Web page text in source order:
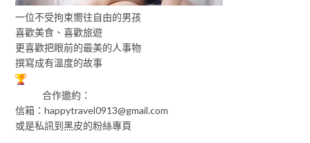
一位不受拘束嚮往自由的男孩
喜歡美食、喜歡旅遊
更喜歡把眼前的最美的人事物
撰寫成有溫度的故事
合作邀約：
信箱：happytravel0913@gmail.com
或是私訊到黑皮的粉絲專頁